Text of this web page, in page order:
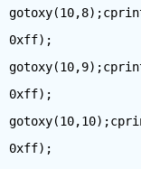
0xff);
0xff);